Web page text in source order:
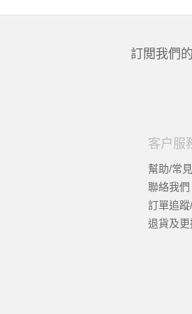
訂閲我們
客户服
幫助/常
聯絡我們
訂單追
退貨及更